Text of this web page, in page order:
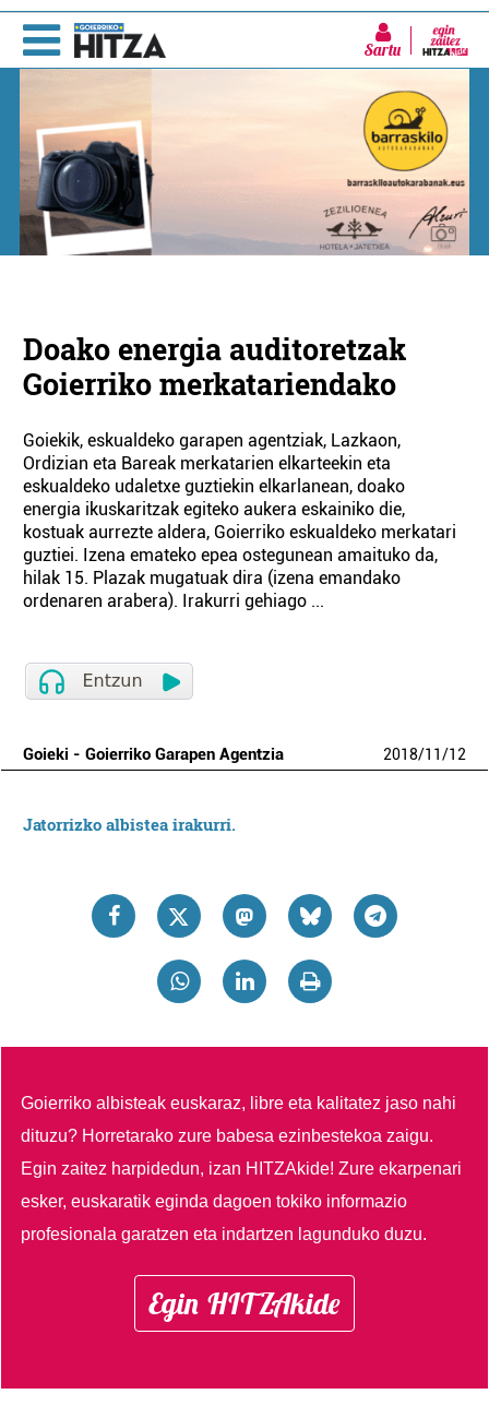
Sartu
Doako energia auditoretzak
Goierriko merkatariendako
Goiekik, eskualdeko garapen agentziak, Lazkaon,
Ordizian eta Bareak merkatarien elkarteekin eta
eskualdeko udaletxe guztiekin elkarlanean, doako
energia ikuskaritzak egiteko aukera eskainiko die,
kostuak aurrezte aldera, Goierriko eskualdeko merkatari
guztiei. Izena emateko epea ostegunean amaituko da,
hilak 15. Plazak mugatuak dira (izena emandako
ordenaren arabera). Irakurri gehiago ...
Goieki - Goierriko Garapen Agentzia 2018/11/12
Jatorrizko albistea irakurri.
Goierriko albisteak euskaraz, libre eta kalitatez jaso nahi
dituzu? Horretarako zure babesa ezinbestekoa zaigu.
Egin zaitez harpidedun, izan HITZAkide!Zure ekarpenari
esker, euskaratik eginda dagoen tokiko informazio
profesionala garatzen eta indartzen lagunduko duzu.
Egin HITZAkide